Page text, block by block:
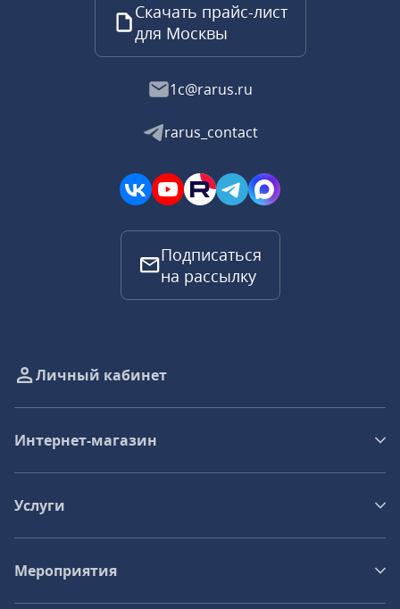
Скачать прайс-лист
для Москвы
1c@rarus.ru
rarus_contact
Подписаться
на рассылку
Личный кабинет
Интернет-магазин
Услуги
Мероприятия